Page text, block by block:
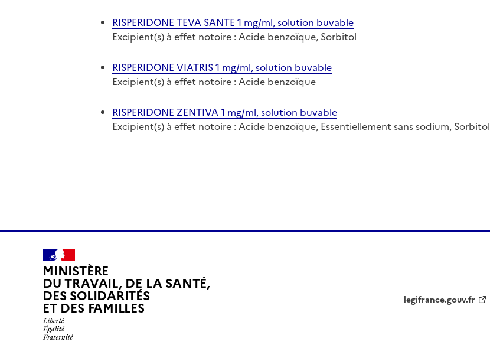
RISPERIDONE TEVA SANTE 1 mg/ml, solution buvable
Excipient(s) à effet notoire : Acide benzoïque, Sorbitol
RISPERIDONE VIATRIS 1 mg/ml, solution buvable
Excipient(s) à effet notoire : Acide benzoïque
RISPERIDONE ZENTIVA 1 mg/ml, solution buvable
Excipient(s) à effet notoire : Acide benzoïque, Essentiellement sans sodium, Sorbitol
MINISTÈRE
DU TRAVAIL, DE LA SANTÉ,
DES SOLIDARITÉS
ET DES FAMILLES legifrance.gouv.fr